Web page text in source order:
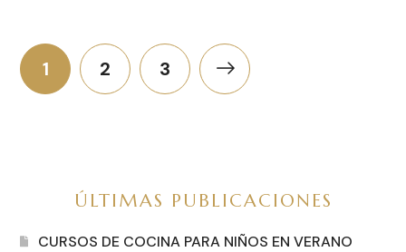
1 2 3
ÚLTIMAS PUBLICACIONES
CURSOS DE COCINA PARA NIÑOS EN VERANO